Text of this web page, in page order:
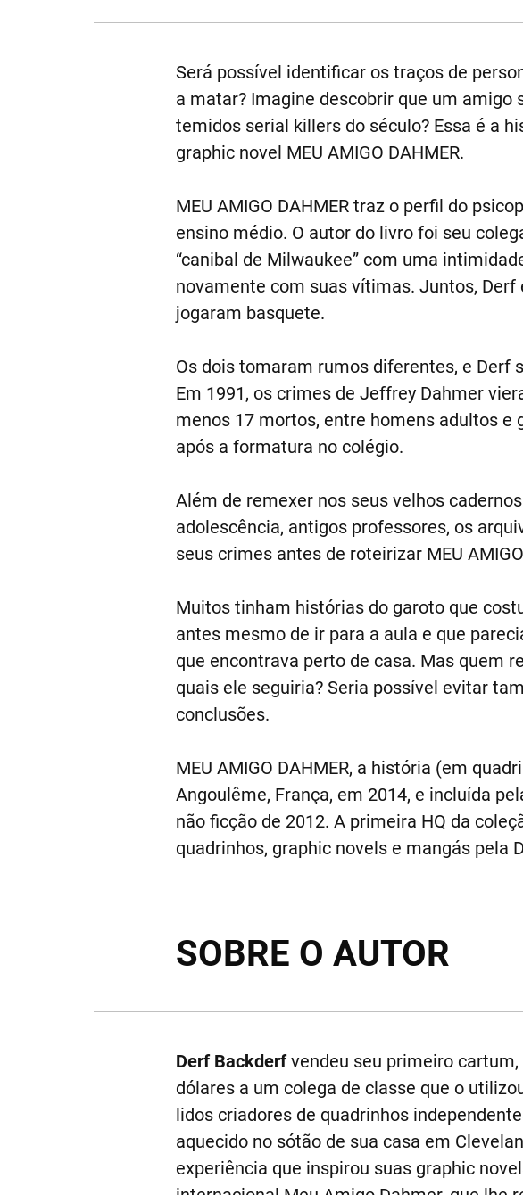
Será possível identificar os traços de
a matar? Imagine descobrir que um
temidos serial killers do século? Essa é a
graphic novel MEU AMIGO DAHMER.
MEU AMIGO DAHMER traz o perfil do
ensino médio. O autor do livro foi seu
“canibal de Milwaukee” com uma
novamente com suas vítimas. Juntos,
jogaram basquete.
Os dois tomaram rumos diferentes, e Derf
Em 1991, os crimes de Jeffrey Dahmer
menos 17 mortos, entre homens adultos
após a formatura no colégio.
Além de remexer nos seus velhos
adolescência, antigos professores, os
seus crimes antes de roteirizar MEU
Muitos tinham histórias do garoto que
antes mesmo de ir para a aula e que
que encontrava perto de casa. Mas quem
quais ele seguiria? Seria possível evitar
conclusões.
MEU AMIGO DAHMER, a história (em
Angoulême, França, em 2014, e incluída
não ficção de 2012. A primeira HQ da
quadrinhos, graphic novels e mangás pela
SOBRE O AUTOR
Derf Backderfvendeu seu primeiro
dólares a um colega de classe que o
lidos criadores de quadrinhos
aquecido no sótão de sua casa em
experiência que inspirou suas graphic